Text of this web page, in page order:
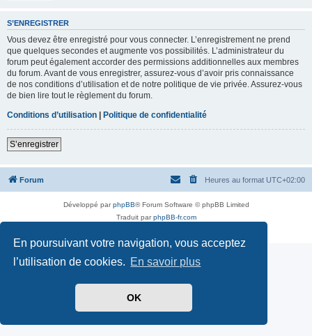
En poursuivant votre navigation, vous acceptez
l’utilisation de cookies. En savoir plus
OK
S’ENREGISTRER
Vous devez être enregistré pour vous connecter. L’enregistrement ne prend
que quelques secondes et augmente vos possibilités. L’administrateur du
forum peut également accorder des permissions additionnelles aux membres
du forum. Avant de vous enregistrer, assurez-vous d’avoir pris connaissance
de nos conditions d’utilisation et de notre politique de vie privée. Assurez-vous
de bien lire tout le règlement du forum.
Conditions d’utilisation | Politique de confidentialité
S’enregistrer
Forum Heures au format UTC+02:00
Développé parphpBB® Forum Software © phpBB Limited
Traduit parphpBB-fr.com